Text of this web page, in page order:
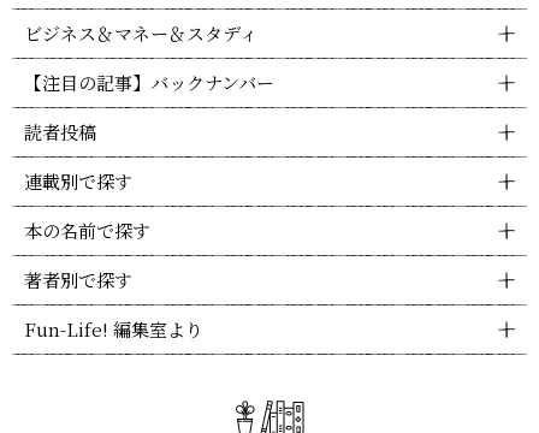
ビジネス＆マネー＆スタディ
【注目の記事】バックナンバー
読者投稿
連載別で探す
本の名前で探す
著者別で探す
Fun-Life! 編集室より